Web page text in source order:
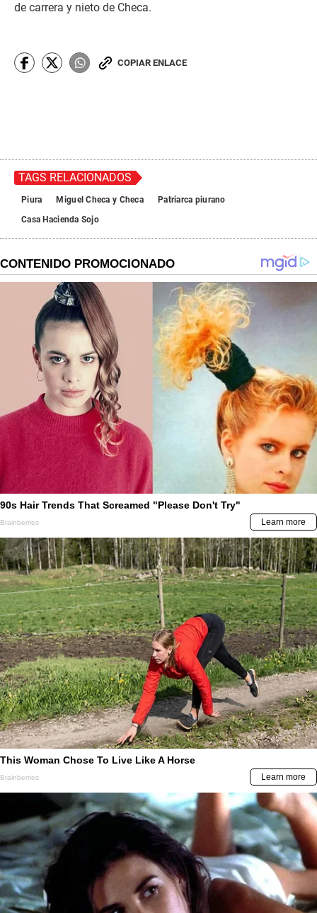
de carrera y nieto de Checa.
COPIAR ENLACE
TAGS RELACIONADOS
Piura Miguel Checa y Checa
Patriarca piurano
Casa Hacienda Sojo